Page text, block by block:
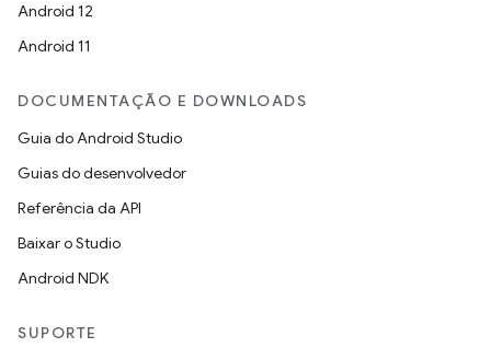
Android 12
Android 11
DOCUMENTAÇÃO E DOWNLOADS
Guia do Android Studio
Guias do desenvolvedor
Referência da API
Baixar o Studio
Android NDK
SUPORTE